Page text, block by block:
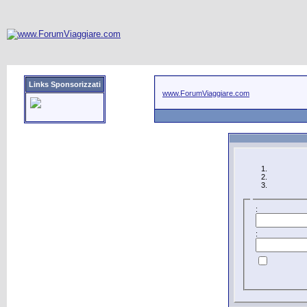
Links Sponsorizzati
www.ForumViaggiare.com
:
: